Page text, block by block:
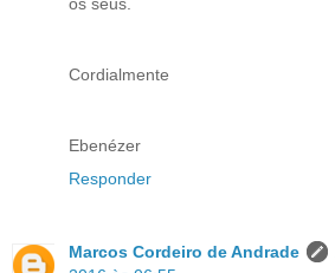
Cordialmente
Ebenézer
Responder
Marcos Cordeiro de Andrade